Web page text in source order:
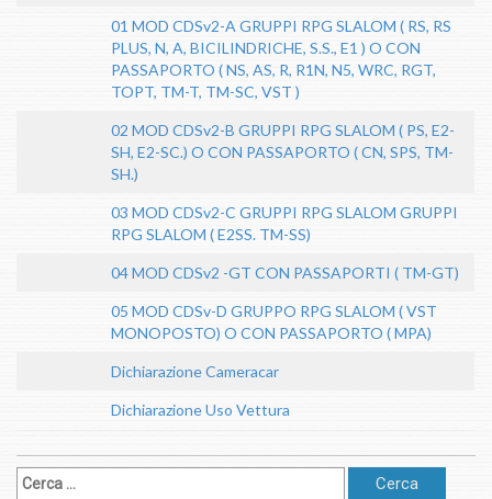
01 MOD CDSv2-A GRUPPI RPG SLALOM ( RS, RS
PLUS, N, A, BICILINDRICHE, S.S., E1 ) O CON
PASSAPORTO ( NS, AS, R, R1N, N5, WRC, RGT,
TOPT, TM-T, TM-SC, VST )
02 MOD CDSv2-B GRUPPI RPG SLALOM ( PS, E2-
SH, E2-SC.) O CON PASSAPORTO ( CN, SPS, TM-
SH.)
03 MOD CDSv2-C GRUPPI RPG SLALOM GRUPPI
RPG SLALOM ( E2SS. TM-SS)
04 MOD CDSv2 -GT CON PASSAPORTI ( TM-GT)
05 MOD CDSv-D GRUPPO RPG SLALOM ( VST
MONOPOSTO) O CON PASSAPORTO ( MPA)
Dichiarazione Cameracar
Dichiarazione Uso Vettura